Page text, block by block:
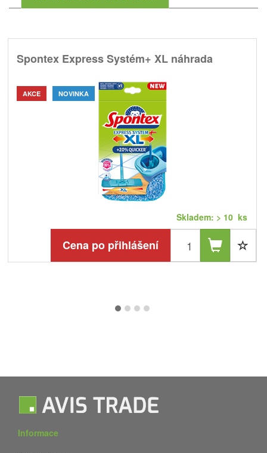
Spontex Express Systém+ XL náhrada
AKCE NOVINKA
Skladem: > 10 ks
Cena po přihlášení
Informace